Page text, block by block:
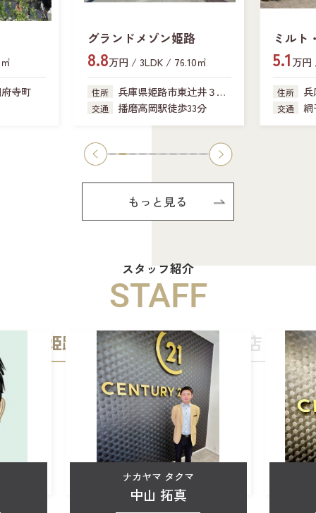
寺町
グランドメゾン姫路
8.8万円 / 3LDK / 76.10㎡
住所 兵庫県姫路市東辻井３丁
目
交通 播磨高岡駅徒歩33分
ミルト
5.1万円
住所
１６番地
交通 網
もっと見る
スタッフ紹介
STAFF
姫路中央店 加古川店
ナカヤマ タクマ
中山 拓真